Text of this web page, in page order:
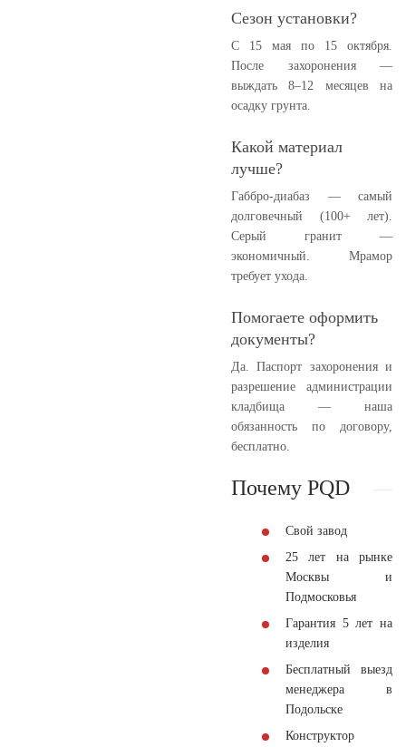
Сезон установки?
С 15 мая по 15 октября.
После захоронения —
выждать 8–12 месяцев на
осадку грунта.
Какой материал
лучше?
Габбро-диабаз — самый
долговечный (100+ лет).
Серый гранит —
экономичный. Мрамор
требует ухода.
Помогаете оформить
документы?
Да. Паспорт захоронения и
разрешение администрации
кладбища — наша
обязанность по договору,
бесплатно.
Почему PQD
Свой завод
25 лет на рынке
Москвы и
Подмосковья
Гарантия 5 лет на
изделия
Бесплатный выезд
менеджера в
Подольске
Конструктор